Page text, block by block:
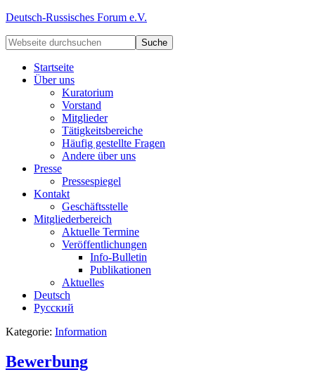
Deutsch-Russisches Forum e.V.
Startseite
Über uns
Kuratorium
Vorstand
Mitglieder
Tätigkeitsbereiche
Häufig gestellte Fragen
Andere über uns
Presse
Pressespiegel
Kontakt
Geschäftsstelle
Mitgliederbereich
Aktuelle Termine
Veröffentlichungen
Info-Bulletin
Publikationen
Aktuelles
Deutsch
Русский
Kategorie: Information
Bewerbung